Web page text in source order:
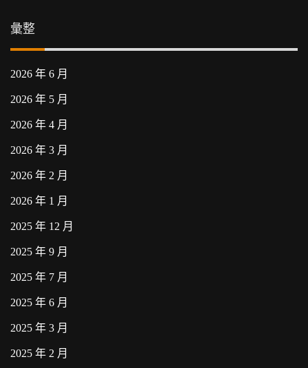
彙整
2026 年 6 月
2026 年 5 月
2026 年 4 月
2026 年 3 月
2026 年 2 月
2026 年 1 月
2025 年 12 月
2025 年 9 月
2025 年 7 月
2025 年 6 月
2025 年 3 月
2025 年 2 月